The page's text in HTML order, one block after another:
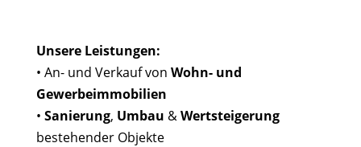
Unsere Leistungen:
• An- und Verkauf von Wohn- und
Gewerbeimmobilien
• Sanierung, Umbau &Wertsteigerung
bestehender Objekte